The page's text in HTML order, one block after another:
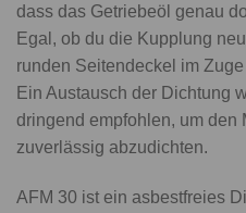
dass das Getriebeöl genau
Egal, ob du die Kupplung
runden Seitendeckel im
Ein Austausch der Dichtung
dringend empfohlen, um den
zuverlässig abzudichten.
AFM 30 ist ein asbestfreies